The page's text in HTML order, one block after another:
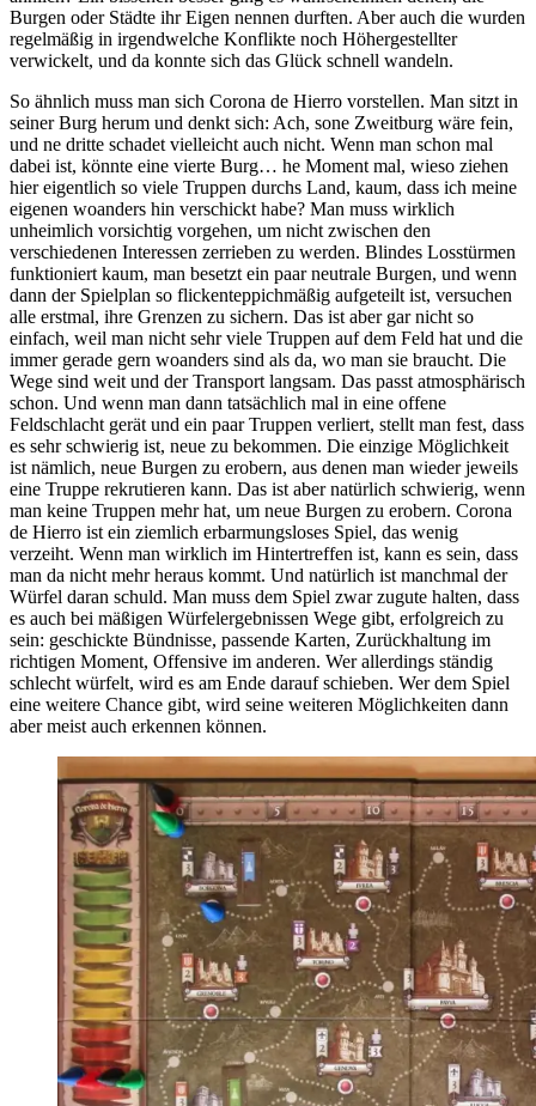
Burgen oder Städte ihr Eigen nennen durften. Aber auch die wurden
regelmäßig in irgendwelche Konflikte noch Höhergestellter
verwickelt, und da konnte sich das Glück schnell wandeln.
So ähnlich muss man sich Corona de Hierro vorstellen. Man sitzt in
seiner Burg herum und denkt sich: Ach, sone Zweitburg wäre fein,
und ne dritte schadet vielleicht auch nicht. Wenn man schon mal
dabei ist, könnte eine vierte Burg… he Moment mal, wieso ziehen
hier eigentlich so viele Truppen durchs Land, kaum, dass ich meine
eigenen woanders hin verschickt habe? Man muss wirklich
unheimlich vorsichtig vorgehen, um nicht zwischen den
verschiedenen Interessen zerrieben zu werden. Blindes Losstürmen
funktioniert kaum, man besetzt ein paar neutrale Burgen, und wenn
dann der Spielplan so flickenteppichmäßig aufgeteilt ist, versuchen
alle erstmal, ihre Grenzen zu sichern. Das ist aber gar nicht so
einfach, weil man nicht sehr viele Truppen auf dem Feld hat und die
immer gerade gern woanders sind als da, wo man sie braucht. Die
Wege sind weit und der Transport langsam. Das passt atmosphärisch
schon. Und wenn man dann tatsächlich mal in eine offene
Feldschlacht gerät und ein paar Truppen verliert, stellt man fest, dass
es sehr schwierig ist, neue zu bekommen. Die einzige Möglichkeit
ist nämlich, neue Burgen zu erobern, aus denen man wieder jeweils
eine Truppe rekrutieren kann. Das ist aber natürlich schwierig, wenn
man keine Truppen mehr hat, um neue Burgen zu erobern. Corona
de Hierro ist ein ziemlich erbarmungsloses Spiel, das wenig
verzeiht. Wenn man wirklich im Hintertreffen ist, kann es sein, dass
man da nicht mehr heraus kommt. Und natürlich ist manchmal der
Würfel daran schuld. Man muss dem Spiel zwar zugute halten, dass
es auch bei mäßigen Würfelergebnissen Wege gibt, erfolgreich zu
sein: geschickte Bündnisse, passende Karten, Zurückhaltung im
richtigen Moment, Offensive im anderen. Wer allerdings ständig
schlecht würfelt, wird es am Ende darauf schieben. Wer dem Spiel
eine weitere Chance gibt, wird seine weiteren Möglichkeiten dann
aber meist auch erkennen können.